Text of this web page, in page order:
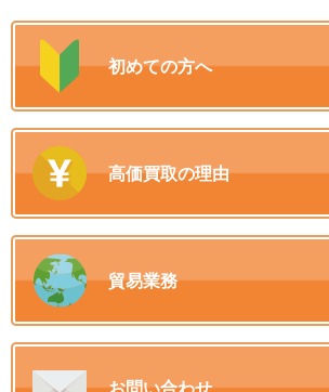
初めての方へ
高価買取の理由
貿易業務
お問い合わせ